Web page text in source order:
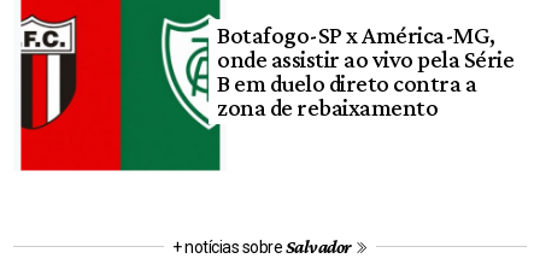
Botafogo-SP x América-MG,
onde assistir ao vivo pela Série
B em duelo direto contra a
zona de rebaixamento
+ notícias sobreSalvador